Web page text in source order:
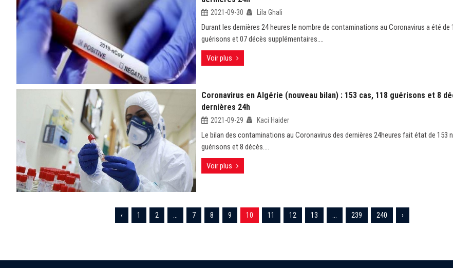
2021-09-30 Lila Ghali
Durant les dernières 24 heures le nombre de contaminations au Coronavirus a été de
guérisons et 07 décès supplémentaires....
Voir plus
Coronavirus en Algérie (nouveau bilan) : 153 cas, 118 guérisons et 8
dernières 24h
2021-09-29 Kaci Haider
Le bilan des contaminations au Coronavirus des dernières 24heures fait état de 153
guérisons et 8 décès....
Voir plus
‹ 1 2 7 8 9 10 11 12 13 239 240 ›